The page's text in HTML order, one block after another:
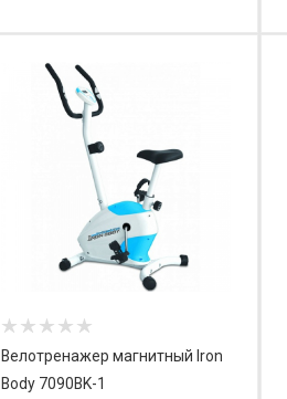
Велотренажер магнитный Iron
Body 7090BK-1